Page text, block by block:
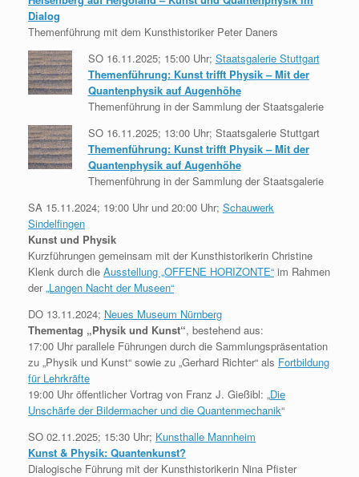
Dialog
Themenführung mit dem Kunsthistoriker Peter Daners
SO 16.11.2025; 15:00 Uhr; Staatsgalerie Stuttgart
Themenführung: Kunst trifft Physik – Mit der
Quantenphysik auf Augenhöhe
Themenführung in der Sammlung der Staatsgalerie
SO 16.11.2025; 13:00 Uhr; Staatsgalerie Stuttgart
Themenführung: Kunst trifft Physik – Mit der
Quantenphysik auf Augenhöhe
Themenführung in der Sammlung der Staatsgalerie
SA 15.11.2024; 19:00 Uhr und 20:00 Uhr; Schauwerk
Sindelfingen
Kunst und Physik
Kurzführungen gemeinsam mit der Kunsthistorikerin Christine
Klenk durch die Ausstellung „OFFENE HORIZONTE“ im Rahmen
der„Langen Nacht der Museen“
DO 13.11.2024; Neues Museum Nürnberg
Thementag „Physik und Kunst“, bestehend aus:
17:00 Uhr parallele Führungen durch die Sammlungspräsentation
zu „Physik und Kunst“ sowie zu „Gerhard Richter“ als Fortbildung
für Lehrkräfte
19:00 Uhr öffentlicher Vortrag von Franz J. Gießibl: „Die
Unschärfe der Bildermacher und die Quantenmechanik“
SO 02.11.2025; 15:30 Uhr; Kunsthalle Mannheim
Kunst & Physik: Quantenkunst?
Dialogische Führung mit der Kunsthistorikerin Nina Pfister